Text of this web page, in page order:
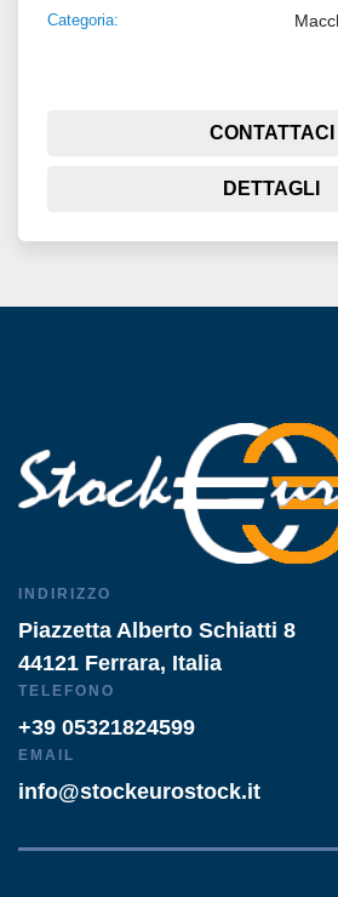
Categoria:
CONTATTACI
DETTAGLI
INDIRIZZO
Piazzetta Alberto Schiatti 8
44121 Ferrara, Italia
TELEFONO
+39 05321824599
EMAIL
info@stockeurostock.it